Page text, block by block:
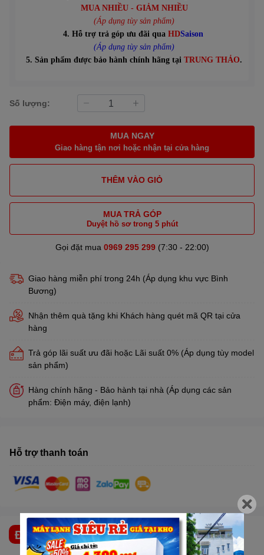
MUA NHIỀU - GIẢM NHIỀU
(Áp dụng tùy sản phẩm)
4. Hỗ trợ trả góp ưu đãi qua HDSaison
(Áp dụng tùy sản phẩm)
5. Sản phẩm được bảo hành chính hãng tại TRUNG THẢO.
Số lượng:
MUA NGAY
Giao hàng tận nơi hoặc nhận tại cửa hàng
THÊM VÀO GIỎ
MUA TRẢ GÓP
Duyệt hồ sơ trong 5 phút
Gọi đặt mua 0969 295 299(7:30 - 22:00)
Giao hàng miễn phí trong 24h (Áp dụng khu vực Bình
Bương)
Nhận thêm quà tặng khi Khách hàng quét mã QR tại cửa
hàng
Trả góp lãi suất ưu đãi hoặc Lãi suất 0% (Áp dụng tùy model
sản phẩm)
Hàng chính hãng - Bảo hành tại nhà (Áp dụng các sản
phẩm: Điện máy, điện lạnh)
Hỗ trợ thanh toán
ĐẶC ĐIỂM NỔI BẬT